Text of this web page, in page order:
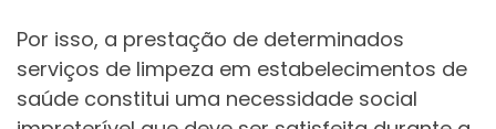
Por isso, a prestação de determinados
serviços de limpeza em estabelecimentos de
saúde constitui uma necessidade social